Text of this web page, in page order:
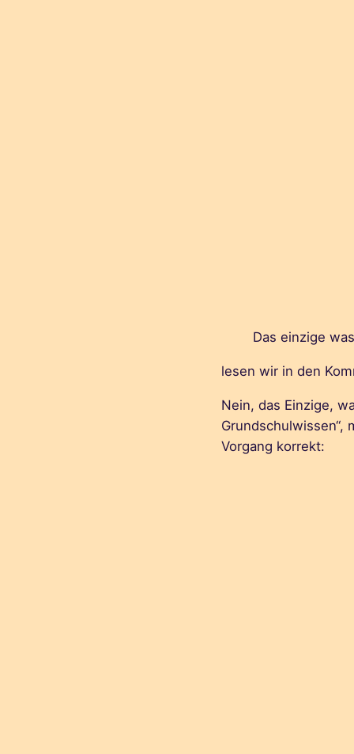
Das einzige
lesen wir in den
Nein, das Einzige,
Grundschulwissen“,
Vorgang korrekt: